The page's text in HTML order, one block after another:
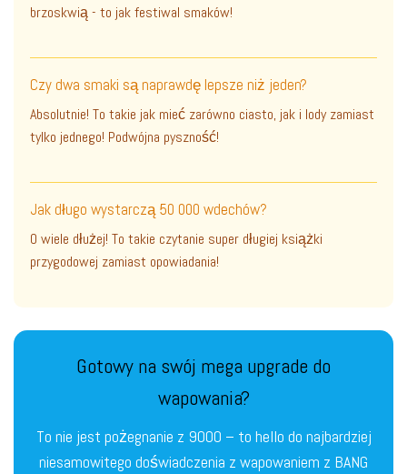
brzoskwią - to jak festiwal smaków!
Czy dwa smaki są naprawdę lepsze niż jeden?
Absolutnie! To takie jak mieć zarówno ciasto, jak i lody zamiast
tylko jednego! Podwójna pyszność!
Jak długo wystarczą 50 000 wdechów?
O wiele dłużej! To takie czytanie super długiej książki
przygodowej zamiast opowiadania!
Gotowy na swój mega upgrade do
wapowania?
To nie jest pożegnanie z 9000 – to hello do najbardziej
niesamowitego doświadczenia z wapowaniem z BANG